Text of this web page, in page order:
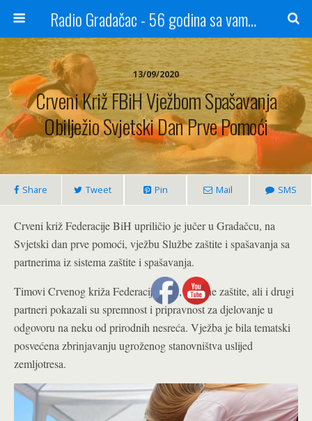
Radio Gradačac - 56 godina sa vama...
13/09/2020
Crveni Križ FBiH Vježbom Spašavanja
Obilježio Svjetski Dan Prve Pomoći
Share Tweet Pin Mail SMS
Crveni križ Federacije BiH upriličio je jučer u Gradačcu, na
Svjetski dan prve pomoći, vježbu Službe zaštite i spašavanja sa
partnerima iz sistema zaštite i spašavanja.
Timovi Crvenog križa Federacije BiH, Civilne zaštite, ali i drugi
partneri pokazali su spremnost i pripravnost za djelovanje u
odgovoru na neku od prirodnih nesreća. Vježba je bila tematski
posvećena zbrinjavanju ugroženog stanovništva uslijed
zemljotresa.